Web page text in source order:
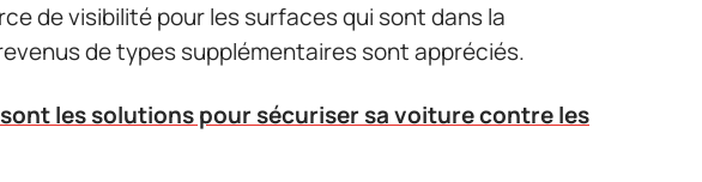
de visibilité pour les surfaces qui sont dans la
de types supplémentaires sont appréciés.
les solutions pour sécuriser sa voiture contre les